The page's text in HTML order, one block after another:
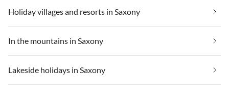
Holiday villages and resorts in Saxony
In the mountains in Saxony
Lakeside holidays in Saxony